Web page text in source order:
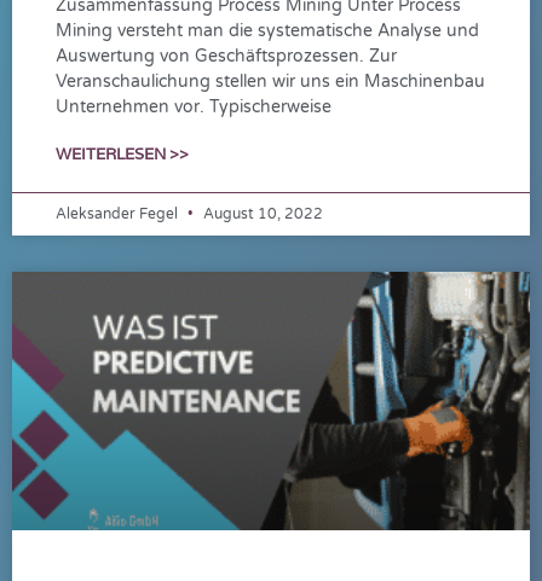
Zusammenfassung Process Mining Unter Process
Mining versteht man die systematische Analyse und
Auswertung von Geschäftsprozessen. Zur
Veranschaulichung stellen wir uns ein Maschinenbau
Unternehmen vor. Typischerweise
WEITERLESEN >>
Aleksander Fegel August 10, 2022